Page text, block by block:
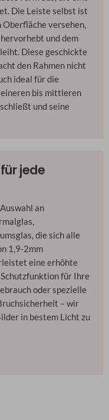
Die Leiste selbst ist
Oberfläche versehen,
und dem
Diese geschickte
den Rahmen nicht
ideal für die
bis mittleren
und seine
jede
an
die sich alle
1,9-2mm
eine erhöhte
für Ihre
oder spezielle
– wir
in bestem Licht zu